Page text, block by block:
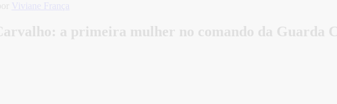
Viviane França
a primeira mulher no comando da Guarda